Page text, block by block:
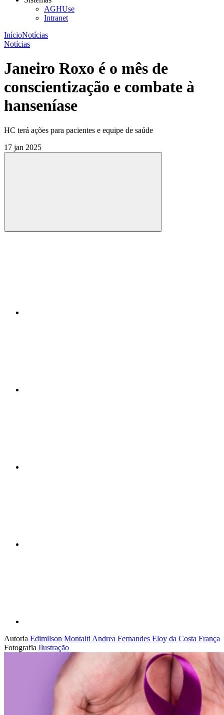
AGHUse
Intranet
InícioNotícias
Notícias
Janeiro Roxo é o mês de
conscientização e combate à
hanseníase
HC terá ações para pacientes e equipe de saúde
17 jan 2025
Compartilhar
Autoria Edimilson Montalti Andrea Fernandes Eloy da Costa França
Fotografia Ilustração